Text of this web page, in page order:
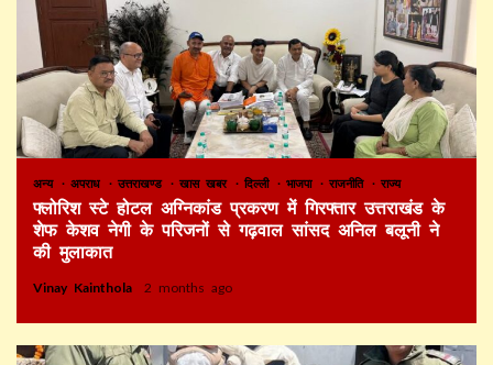
अन्य अपराध उत्तराखण्ड खास खबर दिल्ली भाजपा राजनीति राज्य
फ्लोरिश स्टे होटल अग्निकांड प्रकरण में गिरफ्तार उत्तराखंड के
शेफ केशव नेगी के परिजनों से गढ़वाल सांसद अनिल बलूनी ने
की मुलाकात
Vinay Kainthola 2 months ago